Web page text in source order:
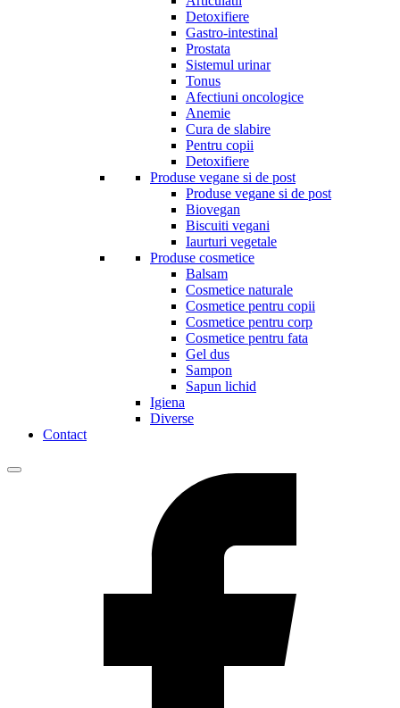
Detoxifiere
Gastro-intestinal
Prostata
Sistemul urinar
Tonus
Afectiuni oncologice
Anemie
Cura de slabire
Pentru copii
Detoxifiere
Produse vegane si de post
Produse vegane si de post
Biovegan
Biscuiti vegani
Iaurturi vegetale
Produse cosmetice
Balsam
Cosmetice naturale
Cosmetice pentru copii
Cosmetice pentru corp
Cosmetice pentru fata
Gel dus
Sampon
Sapun lichid
Igiena
Diverse
Contact